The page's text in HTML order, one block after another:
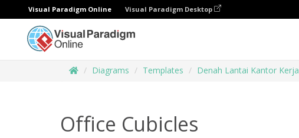
Visual Paradigm Online Visual Paradigm Desktop
Diagrams Templates Denah Lantai Kantor Kerja
Office Cubicles